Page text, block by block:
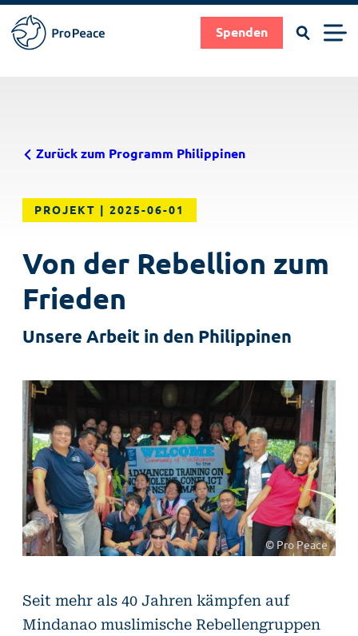
braucht
Spenden SuchenMenü
Zurück zum Programm Philippinen
PROJEKT 2025-06-01
Von der Rebellion zum
Frieden
Unsere Arbeit in den Philippinen
© Pro Peace
Seit mehr als 40 Jahren kämpfen auf
Mindanao muslimische Rebellengruppen